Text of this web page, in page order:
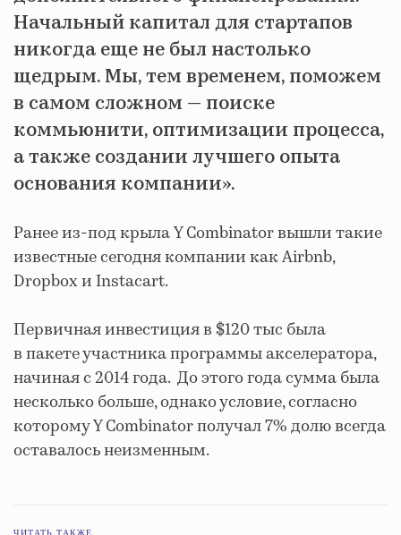
Начальный капитал для стартапов
никогда еще не был настолько
щедрым. Мы, тем временем, поможем
в самом сложном — поиске
коммьюнити, оптимизации процесса,
а также создании лучшего опыта
основания компании».
Ранее из-под крыла Y Combinator вышли такие
известные сегодня компании как Airbnb,
Dropbox и Instacart.
Первичная инвестиция в $120 тыс была
в пакете участника программы акселератора,
начиная с 2014 года. До этого года сумма была
несколько больше, однако условие, согласно
которому Y Combinator получал 7% долю всегда
оставалось неизменным.
ЧИТАТЬ ТАКЖЕ